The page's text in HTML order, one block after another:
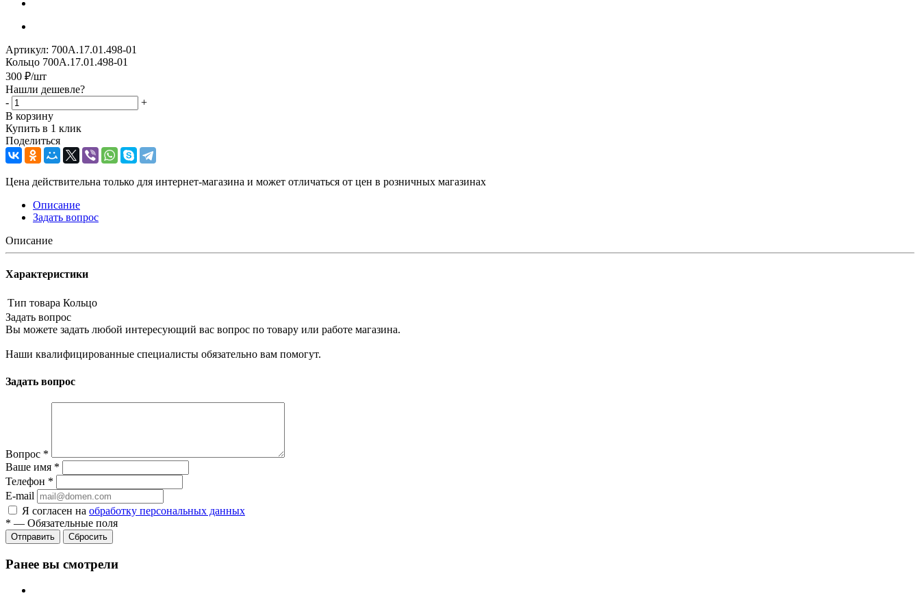
Артикул: 700А.17.01.498-01
Кольцо 700А.17.01.498-01
300 ₽/шт
Нашли дешевле?
-
+
В корзину
Купить в 1 клик
Поделиться
Цена действительна только для интернет-магазина и может отличаться от цен в розничных магазинах
Описание
Задать вопрос
Описание
Характеристики
Тип товара Кольцо
Задать вопрос
Вы можете задать любой интересующий вас вопрос по товару или работе магазина.
Наши квалифицированные специалисты обязательно вам помогут.
Задать вопрос
Вопрос *
Ваше имя *
Телефон *
E-mail
Я согласен на обработку персональных данных
* — Обязательные поля
Сбросить
Ранее вы смотрели